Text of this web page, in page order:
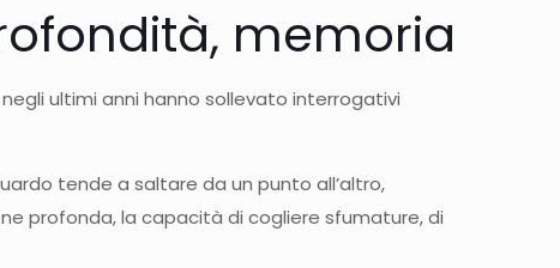
memoria
ultimi anni hanno sollevato interrogativi
tende a saltare da un punto all’altro,
profonda, la capacità di cogliere sfumature, di